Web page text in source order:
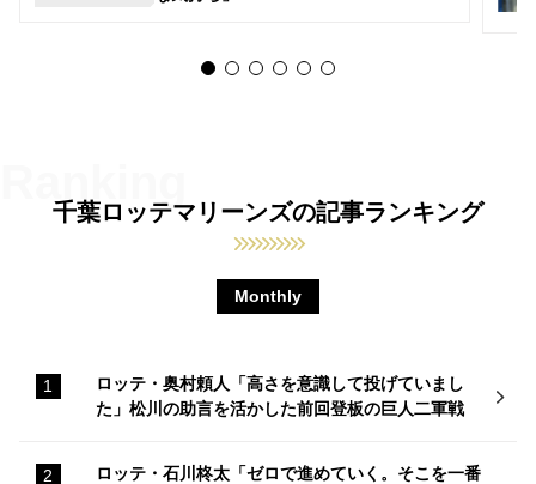
千葉ロッテマリーンズの記事ランキング
Monthly
ロッテ・奥村頼人「高さを意識して投げていまし
た」松川の助言を活かした前回登板の巨人二軍戦
ロッテ・石川柊太「ゼロで進めていく。そこを一番